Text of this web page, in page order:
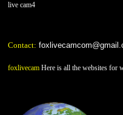
live cam4
Contact:
foxlivecam Here is all the websites for